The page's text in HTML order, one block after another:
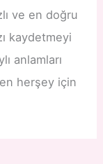
ve en doğru
kaydetmeyi
anlamları
herşey için